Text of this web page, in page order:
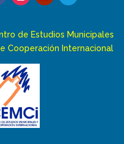
de Estudios Municipales
Cooperación Internacional